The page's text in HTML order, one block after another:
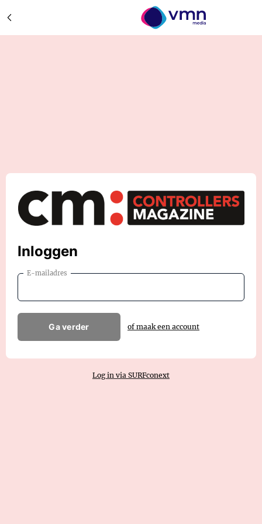
Inloggen
E-mailadres
Ga verder of maak een account
Log in via SURFconext